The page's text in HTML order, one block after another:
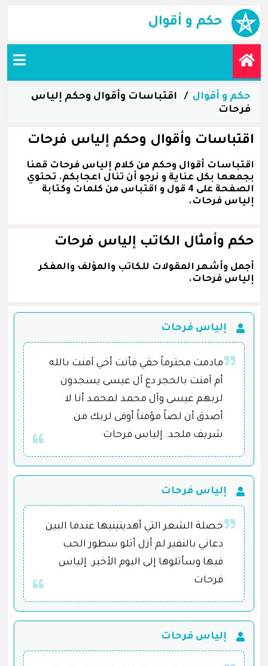
حكم و أقوال
حكم و أقوال
اقتباسات وأقوال وحكم إلياس
فرحات
اقتباسات وأقوال وحكم إلياس فرحات
اقتباسات أقوال وحكم من كلام إلياس فرحات قمنا
بجمعها بكل عناية و نرجو أن تنال اعجابكم. تحتوي
الصفحة على 4 قول و اقتباس من كلمات وكتابة
إلياس فرحات.
حكم وأمثال الكاتب إلياس فرحات
أجمل وأشهر المقولات للكاتب والمؤلف والمفكر
إلياس فرحات.
إلياس فرحات
مادمت محترماً حقي فأنت أخي آمنت بالله
أم آمنت بالحجر دع آل عيسى يسجدون
لربهم عيسى وآل محمد لمحمد أنا لا
أصدق أن لصاً مؤمناً أوفى لربك من
شريف ملحد. إلياس فرحات
إلياس فرحات
خصلة الشعر التي أهديتينيها عندما البين
دعاني بالنفير‏ لم أزل أتلو سطور الحب
فيها وسأتلوها إلى اليوم الأخير‏. إلياس
فرحات
إلياس فرحات